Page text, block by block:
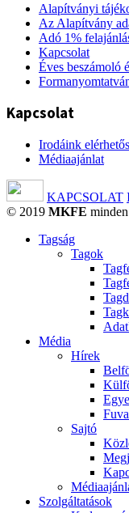
Alapítványi
Az Alapítvány
Adó 1%
Kapcsolat
Éves beszámoló
Kapcsolat
Irodáink
Médiaajánlat
KAPCSOLAT
© 2019 MKFE
Tagság
Tagok
Média
Hírek
Sajtó
Szolgáltatások